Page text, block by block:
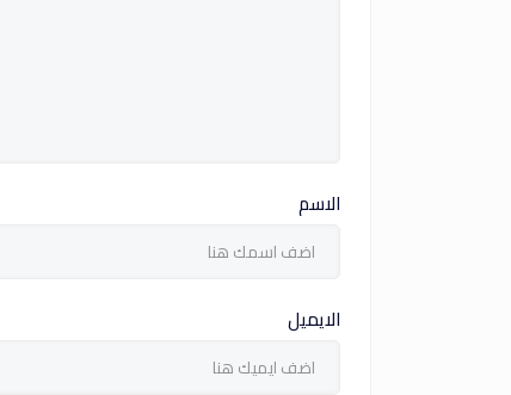
الاسم
الايميل